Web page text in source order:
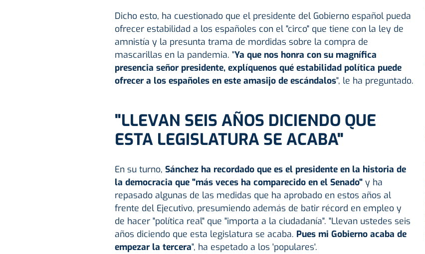
Dicho esto, ha cuestionado que el presidente del Gobierno español pueda
ofrecer estabilidad a los españoles con el "circo" que tiene con la ley de
amnistía y la presunta trama de mordidas sobre la compra de
mascarillas en la pandemia. "Ya que nos honra con su magnífica
presencia señor presidente, explíquenos qué estabilidad política puede
ofrecer a los españoles en este amasijo de escándalos", le ha preguntado.
"LLEVAN SEIS AÑOS DICIENDO QUE
ESTA LEGISLATURA SE ACABA"
En su turno, Sánchez ha recordado que es el presidente en la historia de
la democracia que "más veces ha comparecido en el Senado"y ha
repasado algunas de las medidas que ha aprobado en estos años al
frente del Ejecutivo, presumiendo además de batir récord en empleo y
de hacer "política real" que "importa a la ciudadanía". "Llevan ustedes seis
años diciendo que esta legislatura se acaba. Pues mi Gobierno acaba de
empezar la tercera", ha espetado a los 'populares'.